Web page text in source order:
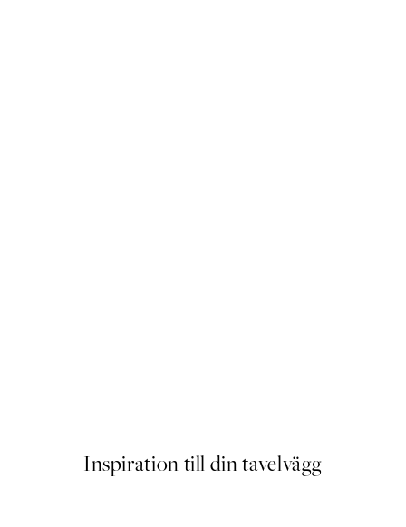
Inspiration till din tavelvägg